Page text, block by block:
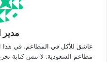
مدير
عاشق للأكل في المطاعم، في هذا
مطاعم السعودية. لا تنس كتابة